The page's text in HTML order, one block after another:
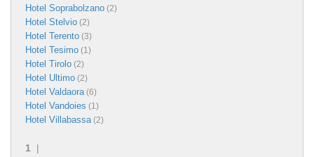
Hotel Soprabolzano (2)
Hotel Stelvio (2)
Hotel Terento (3)
Hotel Tesimo (1)
Hotel Tirolo (2)
Hotel Ultimo (2)
Hotel Valdaora(6)
Hotel Vandoies (1)
Hotel Villabassa(2)
1 |